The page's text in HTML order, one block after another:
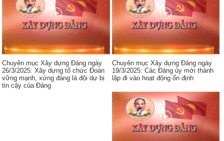
Chuyên mục Xây dựng Đảng ngày
26/3/2025: Xây dựng tổ chức Đoàn
vững mạnh, xứng đáng là đội dự bị
tin cậy của Đảng
Chuyên mục Xây dựng Đảng ngày
19/3/2025: Các Đảng ủy mới thành
lập đi vào hoạt động ổn định